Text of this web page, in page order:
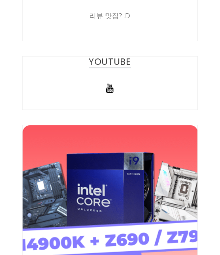
리뷰 맛집? :D
YOUTUBE